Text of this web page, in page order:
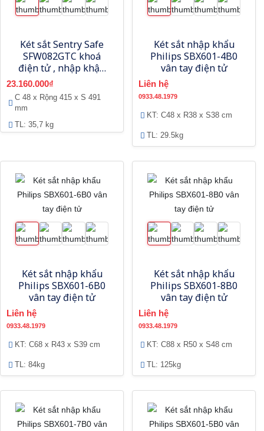
Két sắt Sentry Safe
SFW082GTC khoá
điện tử , nhập khậu
23.160.000₫
C 48 x Rộng 415 x S 491
mm
TL: 35,7 kg
Két sắt nhập khẩu
Philips SBX601-4B0
vân tay điện tử
Liên hệ
0933.48.1979
KT: C48 x R38 x S38 cm
TL: 29.5kg
Két sắt nhập khẩu
Philips SBX601-6B0
vân tay điện tử
Liên hệ
0933.48.1979
KT: C68 x R43 x S39 cm
TL: 84kg
Két sắt nhập khẩu
Philips SBX601-8B0
vân tay điện tử
Liên hệ
0933.48.1979
KT: C88 x R50 x S48 cm
TL: 125kg